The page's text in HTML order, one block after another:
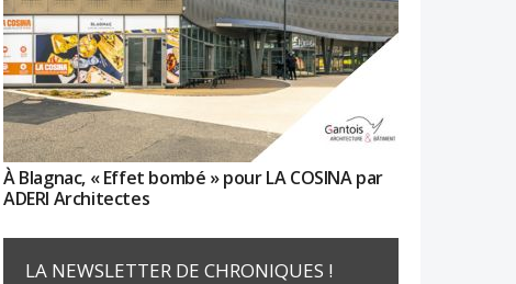
À Blagnac, « Effet bombé » pour LA COSINA par
ADERI Architectes
LA NEWSLETTER DE CHRONIQUES !